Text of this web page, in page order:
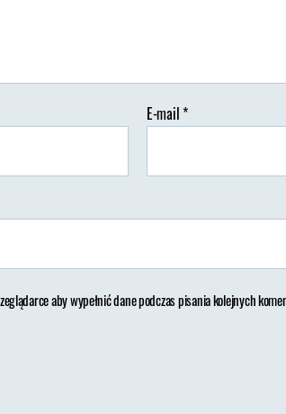
E-mail*
aby wypełnić dane podczas pisania kolejnych